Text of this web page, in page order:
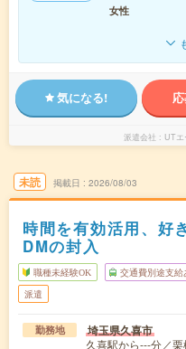
女性
気になる!
派遣会社 UT
未読 掲載日 2026/08/03
時間を有効活用、好
DMの封入
職種未経験OK 交通費別途支給
派遣
勤務地 埼玉県久喜市
久喜駅から---分／